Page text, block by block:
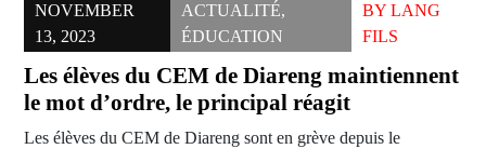
NOVEMBER
13, 2023
ACTUALITÉ,
ÉDUCATION
BY LANG
FILS
Les élèves du CEM de Diareng maintiennent
le mot d’ordre, le principal réagit
Les élèves du CEM de Diareng sont en grève depuis le